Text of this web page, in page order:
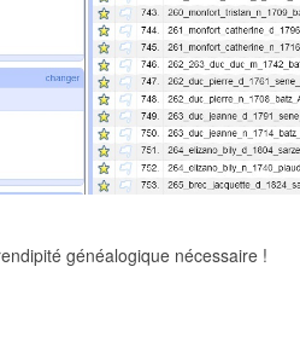
généalogique nécessaire !